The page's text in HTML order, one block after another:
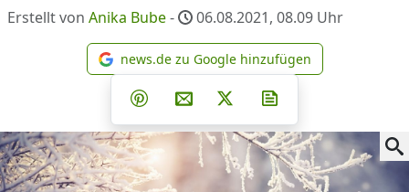
Erstellt von Anika Bube- 06.08.2021, 08.09 Uhr
news.de zu Google
news.de zu Google hinzufügen
Teilen auf Facebook
Teilen auf Whatsapp
Teilen auf Telegram
Teilen auf Pinterest
Per E-Mail teilen
Post auf X